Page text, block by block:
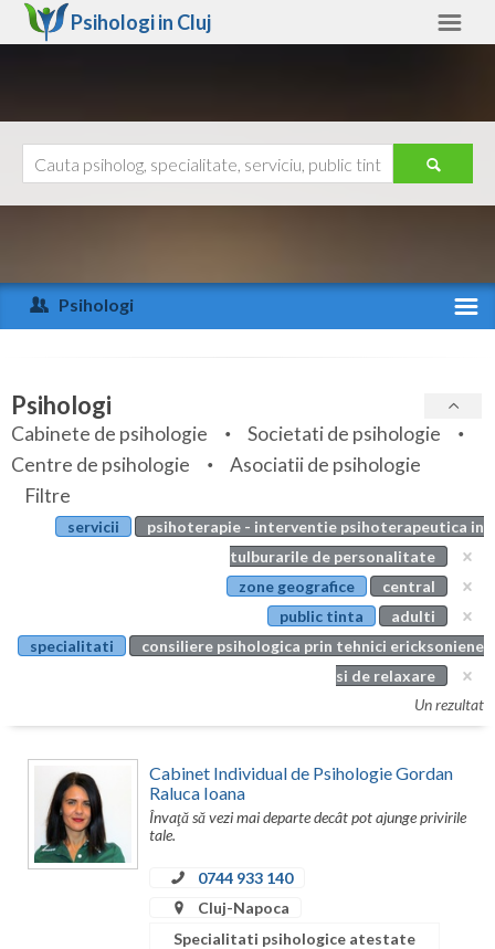
Psihologi in Cluj
Arad
Arges
Bihor
Bistrita-Nasaud
Botosani
Bucuresti
Calarasi
Caras-Severin
Cluj
Constanta
Ajutor
Psihologi
Specialitati
Servicii
Articole
Evenimente
Psihologi
Cabinete de psihologie
Societati de psihologie
Centre de psihologie
Asociatii de psihologie
Filtre
servicii
psihoterapie - interventie psihoterapeutica in
tulburarile de personalitate
zone geografice
central
public tinta
adulti
specialitati
consiliere psihologica prin tehnici ericksoniene
si de relaxare
Un rezultat
Cabinet Individual de Psihologie Gordan
Raluca Ioana
Învaţă să vezi mai departe decât pot ajunge privirile
tale.
0744 933 140
Cluj-Napoca
Specialitati psihologice atestate